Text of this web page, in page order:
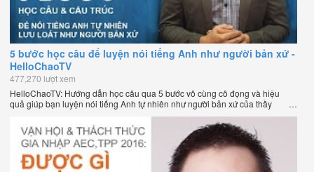
5 bước học câu để luyện nói tiếng Anh như người bản xứ -
HelloChaoTV
477,270 lượt xem
HelloChaoTV: Hướng dẫn học câu qua 5 bước vô cùng cô đọng và hiệu
quả giúp bạn luyện nói tiếng Anh tự nhiên như người bản xứ của thầy
Phạm Việt Thắng, đồng sáng lập HelloChao.vn - Chương trình dạy tiếng
Anh trực tuyến chặt chẽ nhất thế giới.